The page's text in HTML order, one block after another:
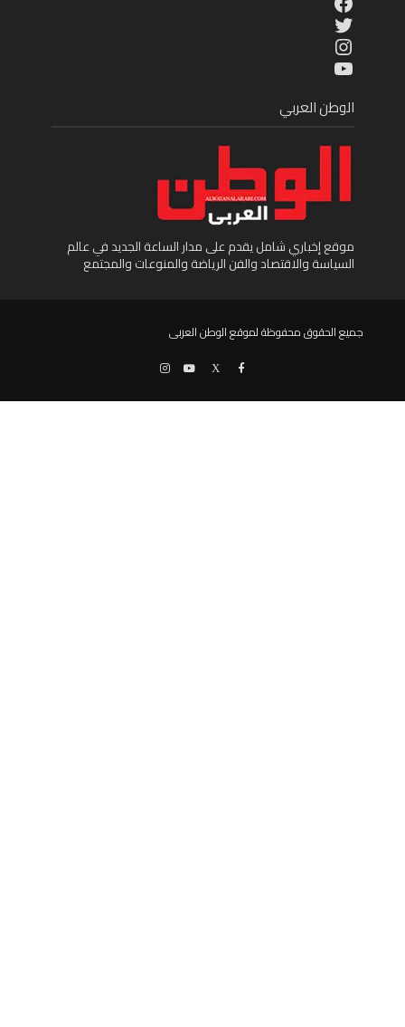
Twitter
Instagram
YouTube
الوطن العربي
موقع إخباري شامل يقدم على مدار الساعة الجديد في عالم
السياسة والاقتصاد والفن الرياضة والمنوعات والمجتمع
جميع الحقوق محفوظة لموقع الوطن العربى